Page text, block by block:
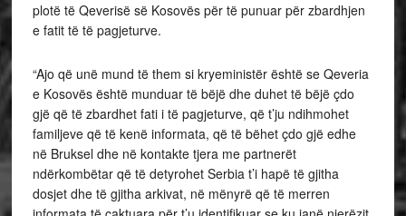
plotë të Qeverisë së Kosovës për të punuar për zbardhjen
e fatit të të pagjeturve.
“Ajo që unë mund të them si kryeministër është se Qeveria
e Kosovës është munduar të bëjë dhe duhet të bëjë çdo
gjë që të zbardhet fati i të pagjeturve, që t’ju ndihmohet
familjeve që të kenë informata, që të bëhet çdo gjë edhe
në Bruksel dhe në kontakte tjera me partnerët
ndërkombëtar që të detyrohet Serbia t’i hapë të gjitha
dosjet dhe të gjitha arkivat, në mënyrë që të merren